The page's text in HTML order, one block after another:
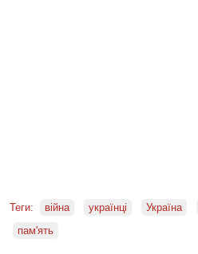
Теги: війна українці Україна
пам'ять